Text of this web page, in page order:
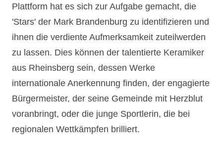
Plattform hat es sich zur Aufgabe gemacht, die
'Stars' der Mark Brandenburg zu identifizieren und
ihnen die verdiente Aufmerksamkeit zuteilwerden
zu lassen. Dies können der talentierte Keramiker
aus Rheinsberg sein, dessen Werke
internationale Anerkennung finden, der engagierte
Bürgermeister, der seine Gemeinde mit Herzblut
voranbringt, oder die junge Sportlerin, die bei
regionalen Wettkämpfen brilliert.